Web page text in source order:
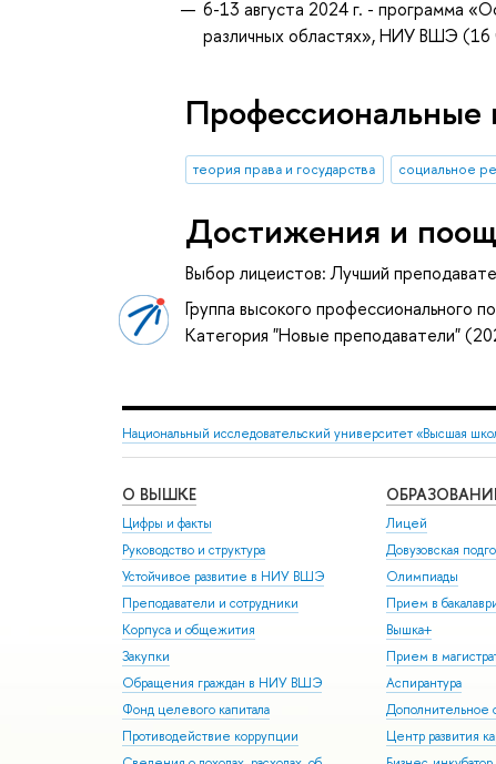
6-13 августа 2024 г. - программа
различных областях», НИУ ВШЭ (16
Профессиональные
теория права и государства социальное
Достижения и
Выбор лицеистов: Лучший
Группа высокого профессионального
Категория "Новые преподаватели"
Национальный исследовательский университет «Высшая
О ВЫШКЕ
Цифры и факты
Руководство и структура
Устойчивое развитие в НИУ ВШЭ
Преподаватели и сотрудники
Корпуса и общежития
Закупки
Обращения граждан в НИУ ВШЭ
Фонд целевого капитала
Противодействие коррупции
Лицей
Довузовская
Олимпиады
Прием в
Вышка+
Прием в
Аспирантура
Дополнительное
Центр развития